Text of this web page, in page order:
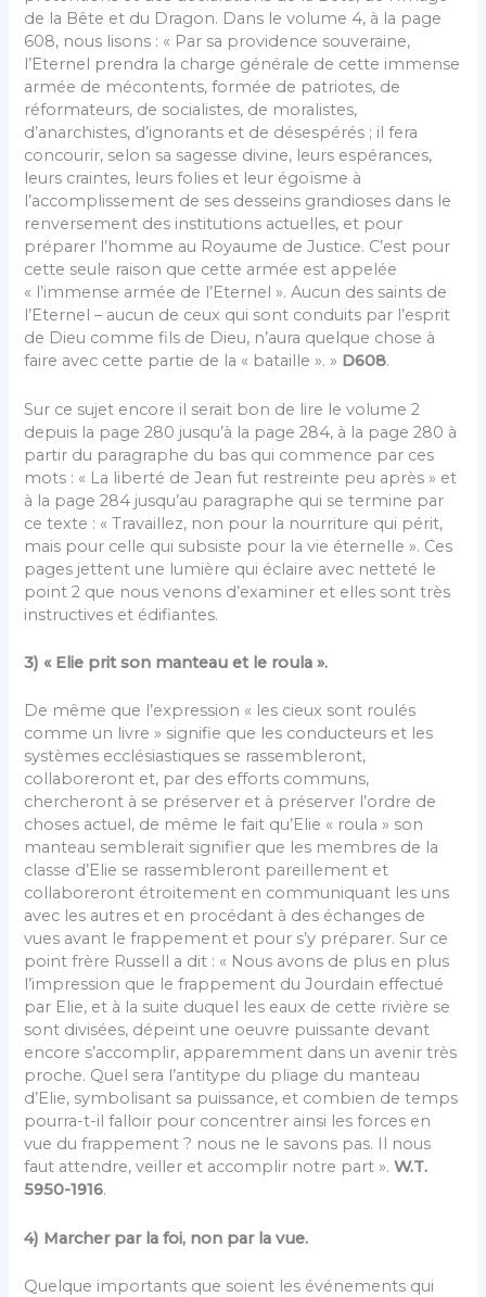
de la Bête et du Dragon. Dans le volume 4, à la page
608, nous lisons : « Par sa providence souveraine,
l’Eternel prendra la charge générale de cette immense
armée de mécontents, formée de patriotes, de
réformateurs, de socialistes, de moralistes,
d’anarchistes, d’ignorants et de désespérés ; il fera
concourir, selon sa sagesse divine, leurs espérances,
leurs craintes, leurs folies et leur égoïsme à
l’accomplissement de ses desseins grandioses dans le
renversement des institutions actuelles, et pour
préparer l’homme au Royaume de Justice. C’est pour
cette seule raison que cette armée est appelée
« l’immense armée de l’Eternel ». Aucun des saints de
l’Eternel – aucun de ceux qui sont conduits par l’esprit
de Dieu comme fils de Dieu, n’aura quelque chose à
faire avec cette partie de la « bataille ». » D608.
Sur ce sujet encore il serait bon de lire le volume 2
depuis la page 280 jusqu’à la page 284, à la page 280 à
partir du paragraphe du bas qui commence par ces
mots : « La liberté de Jean fut restreinte peu après » et
à la page 284 jusqu’au paragraphe qui se termine par
ce texte : « Travaillez, non pour la nourriture qui périt,
mais pour celle qui subsiste pour la vie éternelle ». Ces
pages jettent une lumière qui éclaire avec netteté le
point 2 que nous venons d’examiner et elles sont très
instructives et édifiantes.
3) « Elie prit son manteau et le roula ».
De même que l’expression « les cieux sont roulés
comme un livre » signifie que les conducteurs et les
systèmes ecclésiastiques se rassembleront,
collaboreront et, par des efforts communs,
chercheront à se préserver et à préserver l’ordre de
choses actuel, de même le fait qu’Elie « roula » son
manteau semblerait signifier que les membres de la
classe d’Elie se rassembleront pareillement et
collaboreront étroitement en communiquant les uns
avec les autres et en procédant à des échanges de
vues avant le frappement et pour s’y préparer. Sur ce
point frère Russell a dit : « Nous avons de plus en plus
l’impression que le frappement du Jourdain effectué
par Elie, et à la suite duquel les eaux de cette rivière se
sont divisées, dépeint une oeuvre puissante devant
encore s’accomplir, apparemment dans un avenir très
proche. Quel sera l’antitype du pliage du manteau
d’Elie, symbolisant sa puissance, et combien de temps
pourra-t-il falloir pour concentrer ainsi les forces en
vue du frappement ? nous ne le savons pas. Il nous
faut attendre, veiller et accomplir notre part ».W.T.
5950-1916.
4) Marcher par la foi, non par la vue.
Quelque importants que soient les événements qui